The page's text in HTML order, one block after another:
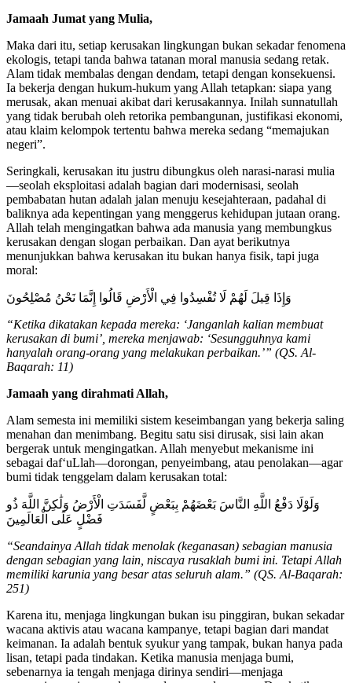
Jamaah Jumat yang Mulia,
Maka dari itu, setiap kerusakan lingkungan bukan sekadar fenomena
ekologis, tetapi tanda bahwa tatanan moral manusia sedang retak.
Alam tidak membalas dengan dendam, tetapi dengan konsekuensi.
Ia bekerja dengan hukum-hukum yang Allah tetapkan: siapa yang
merusak, akan menuai akibat dari kerusakannya. Inilah sunnatullah
yang tidak berubah oleh retorika pembangunan, justifikasi ekonomi,
atau klaim kelompok tertentu bahwa mereka sedang “memajukan
negeri”.
Seringkali, kerusakan itu justru dibungkus oleh narasi-narasi mulia
—seolah eksploitasi adalah bagian dari modernisasi, seolah
pembabatan hutan adalah jalan menuju kesejahteraan, padahal di
baliknya ada kepentingan yang menggerus kehidupan jutaan orang.
Allah telah mengingatkan bahwa ada manusia yang membungkus
kerusakan dengan slogan perbaikan. Dan ayat berikutnya
menunjukkan bahwa kerusakan itu bukan hanya fisik, tapi juga
moral:
وَإِذَا قِيلَ لَهُمْ لَا تُفْسِدُوا فِي الْأَرْضِ قَالُوا إِنَّمَا نَحْنُ مُصْلِحُونَ
“Ketika dikatakan kepada mereka: ‘Janganlah kalian membuat
kerusakan di bumi’, mereka menjawab: ‘Sesungguhnya kami
hanyalah orang-orang yang melakukan perbaikan.’” (QS. Al-
Baqarah: 11)
Jamaah yang dirahmati Allah,
Alam semesta ini memiliki sistem keseimbangan yang bekerja saling
menahan dan menimbang. Begitu satu sisi dirusak, sisi lain akan
bergerak untuk mengingatkan. Allah menyebut mekanisme ini
sebagai daf‘uLlah—dorongan, penyeimbang, atau penolakan—agar
bumi tidak tenggelam dalam kerusakan total:
وَلَوْلَا دَفْعُ اللَّهِ النَّاسَ بَعْضَهُمْ بِبَعْضٍ لَّفَسَدَتِ الْأَرْضُ وَلَٰكِنَّ اللَّهَ ذُو
فَضْلٍ عَلَى الْعَالَمِينَ
“Seandainya Allah tidak menolak (keganasan) sebagian manusia
dengan sebagian yang lain, niscaya rusaklah bumi ini. Tetapi Allah
memiliki karunia yang besar atas seluruh alam.” (QS. Al-Baqarah:
251)
Karena itu, menjaga lingkungan bukan isu pinggiran, bukan sekadar
wacana aktivis atau wacana kampanye, tetapi bagian dari mandat
keimanan. Ia adalah bentuk syukur yang tampak, bukan hanya pada
lisan, tetapi pada tindakan. Ketika manusia menjaga bumi,
sebenarnya ia tengah menjaga dirinya sendiri—menjaga